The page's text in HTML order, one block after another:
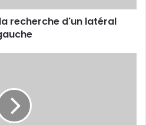
recherche d'un latéral